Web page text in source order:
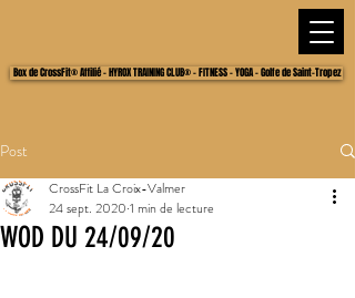
Box de CrossFit® Affilié - HYROX TRAINING CLUB® - FITNESS - YOGA - Golfe de Saint-Tropez
Post
WOD DU 24/09/20
CrossFit La Croix-Valmer
24 sept. 2020 1 min de lecture